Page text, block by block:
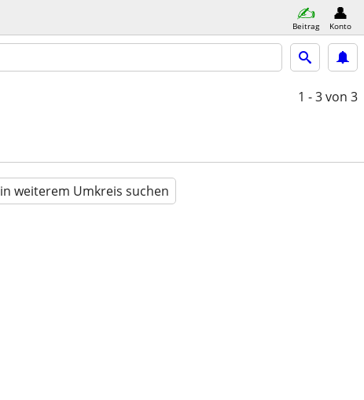
Beitrag Konto
1 - 3von 3
in weiterem Umkreis suchen